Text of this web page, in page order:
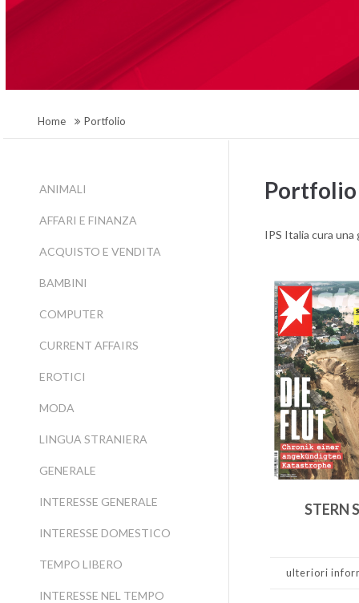
Home Portfolio
Portfolio
IPS Italia cura
STERN
ulteriori
ANIMALI
AFFARI E FINANZA
ACQUISTO E VENDITA
BAMBINI
COMPUTER
CURRENT AFFAIRS
EROTICI
MODA
LINGUA STRANIERA
GENERALE
INTERESSE GENERALE
INTERESSE DOMESTICO
TEMPO LIBERO
INTERESSE NEL TEMPO